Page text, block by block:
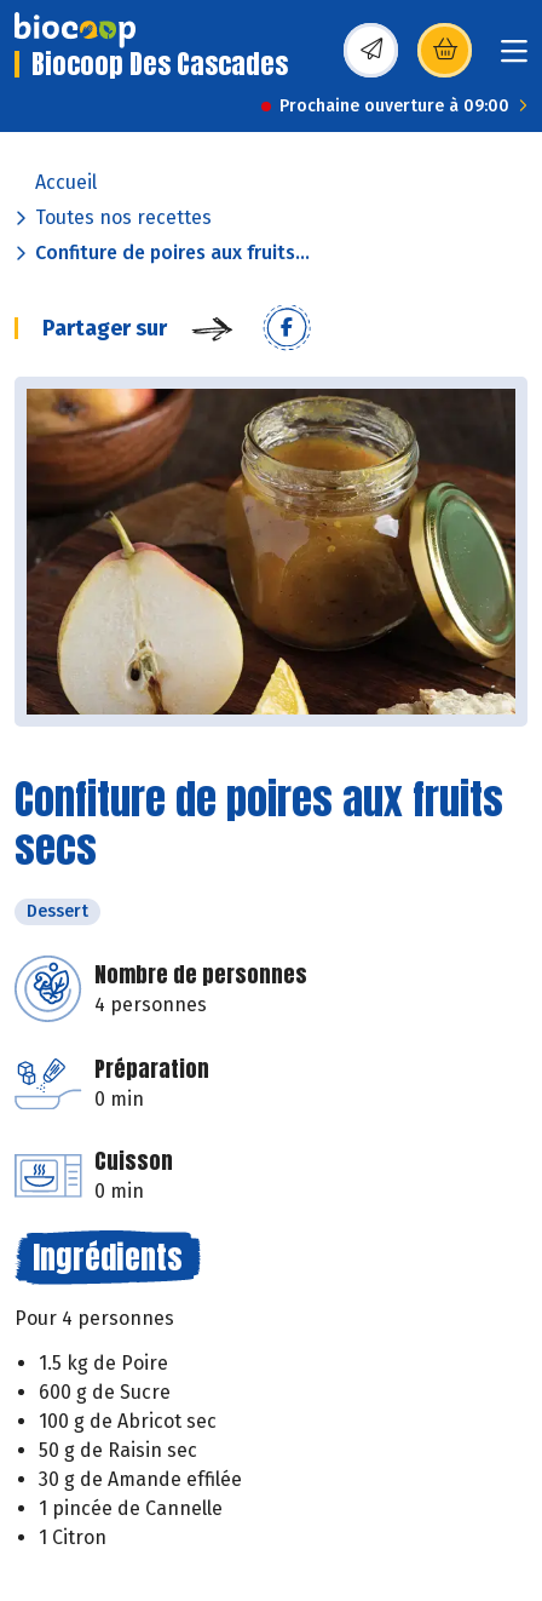
Biocoop Des Cascades (s’ouvre dans une
Prochaine ouverture à 09:00
Accueil
Toutes nos recettes
Confiture de poires aux fruits...
Partager sur
Confiture de poires aux fruits
secs
Dessert
Nombre de personnes
4 personnes
Préparation
0 min
Cuisson
0 min
Ingrédients
Pour 4 personnes
1.5 kg de Poire
600 g de Sucre
100 g de Abricot sec
50 g de Raisin sec
30 g de Amande effilée
1 pincée de Cannelle
1 Citron